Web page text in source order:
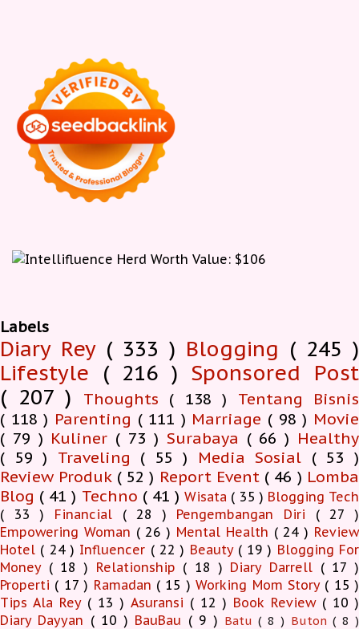
Labels
Diary Rey ( 333 ) Blogging ( 245 )
Lifestyle ( 216 ) Sponsored Post
( 207 )
Thoughts ( 138 )
Tentang Bisnis
( 118 ) Parenting ( 111 ) Marriage ( 98 ) Movie
( 79 ) Kuliner ( 73 ) Surabaya ( 66 ) Healthy
( 59 ) Traveling ( 55 ) Media Sosial ( 53 )
Review Produk ( 52 ) Report Event ( 46 ) Lomba
Blog ( 41 ) Techno ( 41 ) Wisata ( 35 ) Blogging Tech
( 33 )
Financial ( 28 ) Pengembangan Diri ( 27 )
Empowering Woman ( 26 ) Mental Health ( 24 ) Review
Hotel ( 24 ) Influencer ( 22 ) Beauty ( 19 ) Blogging For
Money ( 18 ) Relationship ( 18 ) Diary Darrell ( 17 )
Properti ( 17 ) Ramadan ( 15 ) Working Mom Story ( 15 )
Tips Ala Rey ( 13 ) Asuransi ( 12 ) Book Review ( 10 )
Diary Dayyan ( 10 ) BauBau ( 9 ) Batu( 8 ) Buton( 8 )